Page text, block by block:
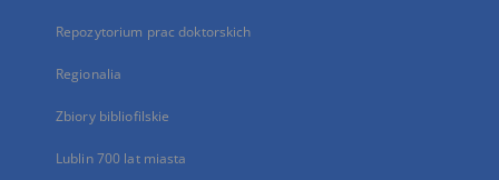
Repozytorium prac doktorskich
Regionalia
Zbiory bibliofilskie
Lublin 700 lat miasta